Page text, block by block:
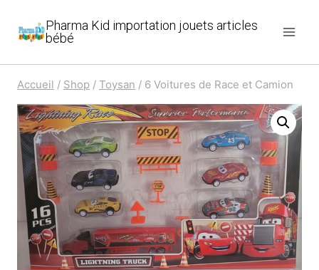
Pharma Kid importation jouets articles
bébé
Accueil / Shop / Toysan / 6 Voitures de Race et Camion